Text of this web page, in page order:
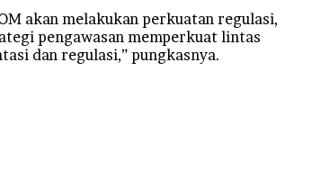
akan melakukan perkuatan regulasi,
pengawasan memperkuat lintas
dan regulasi,” pungkasnya.